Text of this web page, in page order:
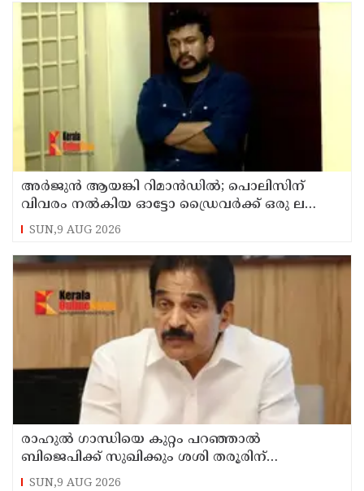
അര്‍ജുന്‍ ആയങ്കി റിമാന്‍ഡില്‍; പൊലിസിന്
വിവരം നൽകിയ ഓട്ടോ ഡ്രൈവർക്ക് ഒരു ലക്ഷം
പാരിതോഷികം നൽകുമെന്ന് മന്ത്രി
SUN,9 AUG 2026
രാഹുല്‍ ഗാന്ധിയെ കുറ്റം പറഞ്ഞാല്‍
ബിജെപിക്ക് സുഖിക്കും ശശി തരൂരിന്
മറുപടിയുമായി കെ സി വേണുഗോപാല്‍
SUN,9 AUG 2026